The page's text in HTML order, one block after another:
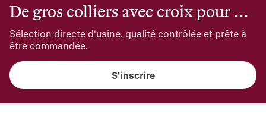
De gros colliers avec croix pour homme
Sélection directe d'usine, qualité contrôlée et prête à
être commandée.
S'inscrire